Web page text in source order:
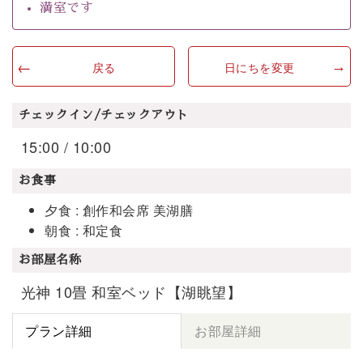
満室です
戻る 日にちを変更
チェックイン/チェックアウト
15:00 / 10:00
お食事
夕食 : 創作和会席 美湖膳
朝食 : 和定食
お部屋名称
光神 10畳 和室ベッド【湖眺望】
プラン詳細 お部屋詳細